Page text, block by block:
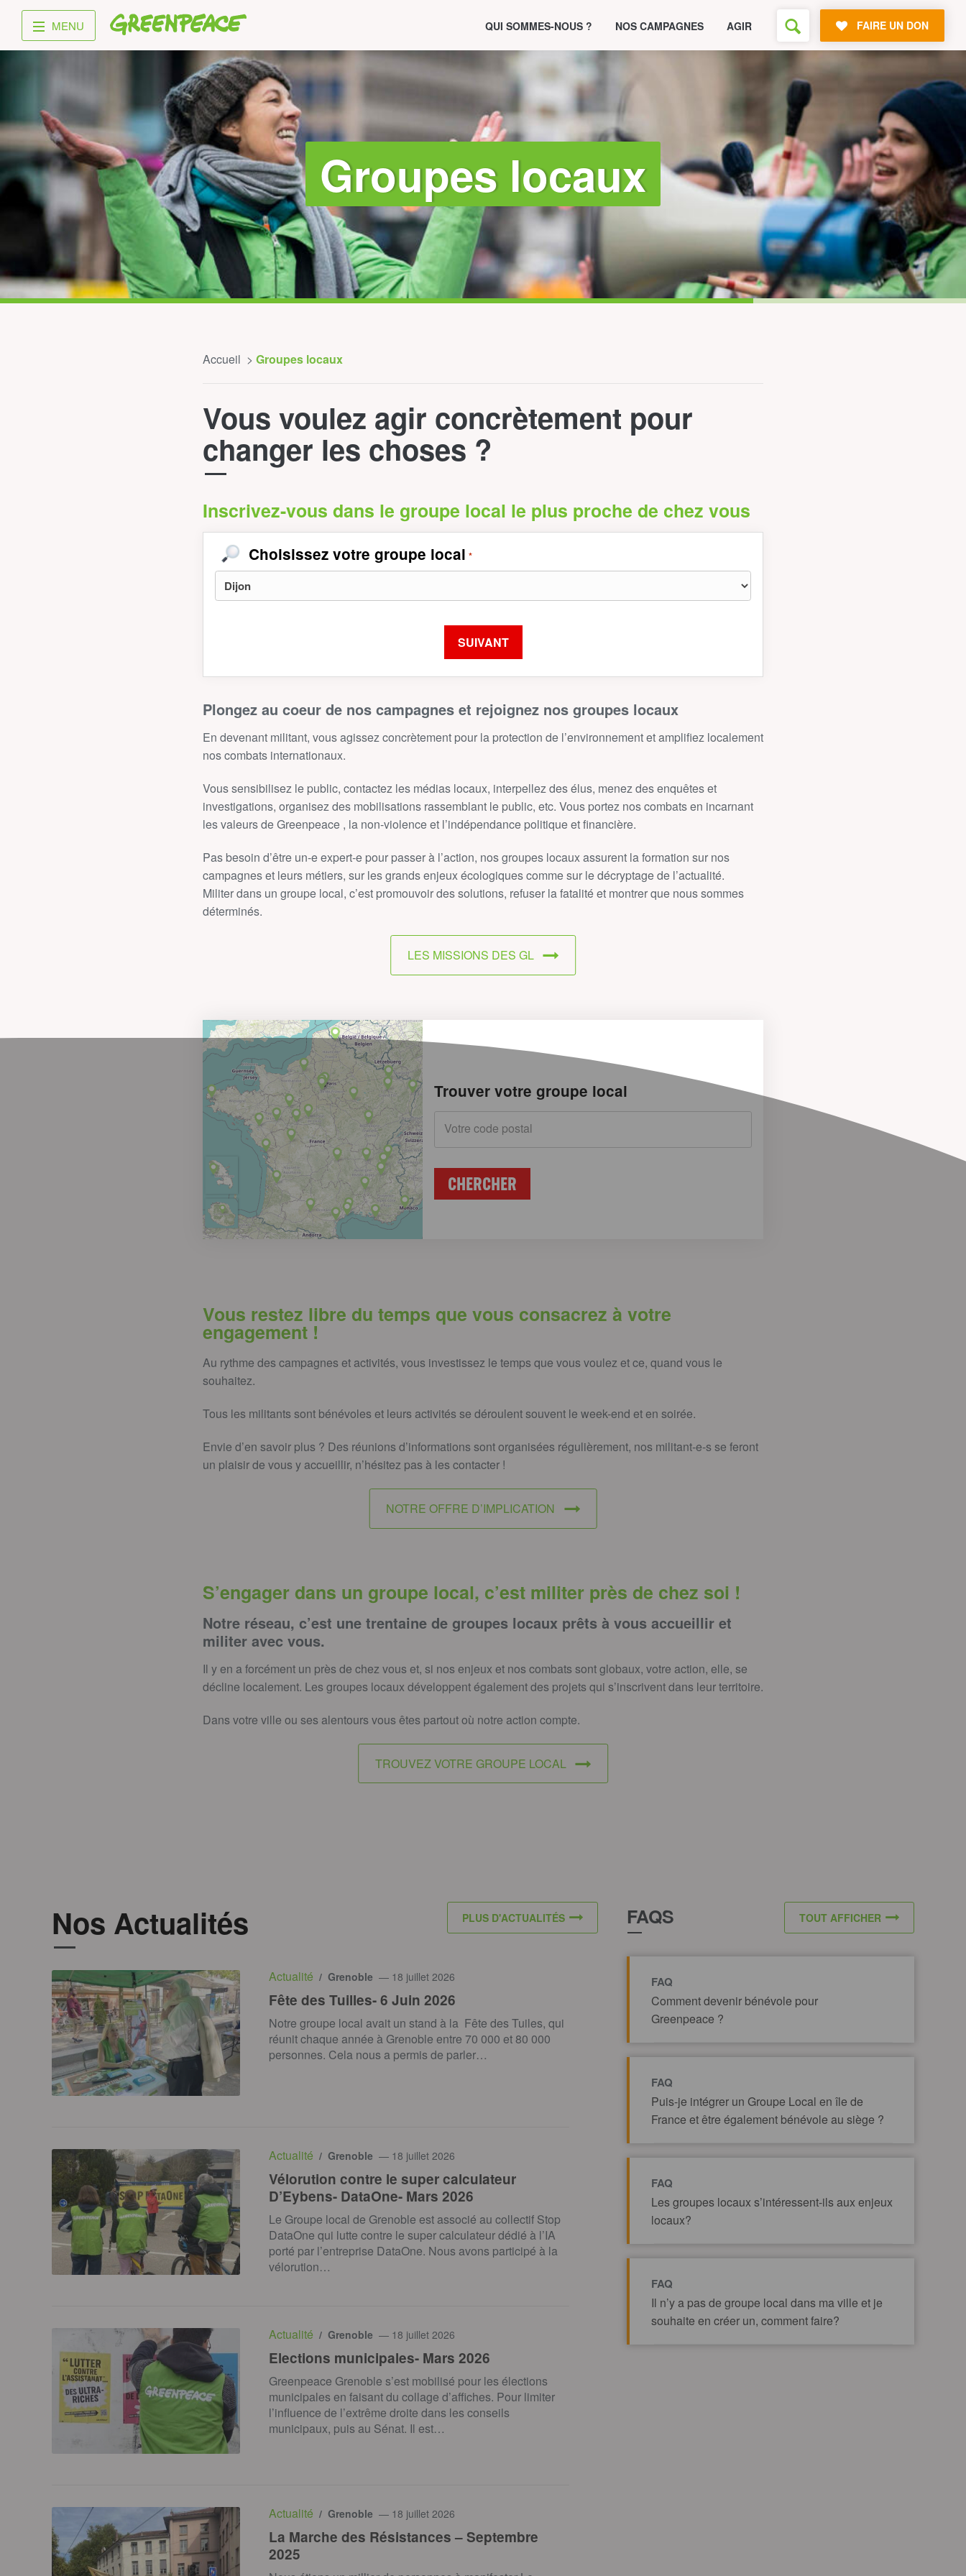
Greenpeace
MENU QUI SOMMES-NOUS ? NOS CAMPAGNES AGIR FAIRE UN DON
Groupes locaux
Accueil Groupes locaux
Vous voulez agir concrètement pour
changer les choses ?
Inscrivez-vous dans le groupe local le plus proche de chez vous
Choisissez votre groupe local *
Plongez au coeur de nos campagnes et rejoignez nos groupes locaux
En devenant militant, vous agissez concrètement pour la protection de l’environnement et amplifiez localement
nos combats internationaux.
Vous sensibilisez le public, contactez les médias locaux, interpellez des élus, menez des enquêtes et
investigations, organisez des mobilisations rassemblant le public, etc. Vous portez nos combats en incarnant
les valeurs de Greenpeace , la non-violence et l’indépendance politique et financière.
Pas besoin d’être un‑e expert‑e pour passer à l’action, nos groupes locaux assurent la formation sur nos
campagnes et leurs métiers, sur les grands enjeux écologiques comme sur le décryptage de l’actualité.
Militer dans un groupe local, c’est promouvoir des solutions, refuser la fatalité et montrer que nous sommes
déterminés.
LES MISSIONS DES GL
Trouver votre groupe local
Votre code postal
CHERCHER
Vous restez libre du temps que vous consacrez à votre
engagement !
Au rythme des campagnes et activités, vous investissez le temps que vous voulez et ce, quand vous le
souhaitez.
Tous les militants sont bénévoles et leurs activités se déroulent souvent le week-end et en soirée.
Envie d’en savoir plus ? Des réunions d’informations sont organisées régulièrement, nos militant‑e‑s se feront
un plaisir de vous y accueillir, n’hésitez pas à les contacter !
NOTRE OFFRE D’IMPLICATION
S’engager dans un groupe local, c’est militer près de chez soi !
Notre réseau, c’est une trentaine de groupes locaux prêts à vous accueillir et
militer avec vous.
Il y en a forcément un près de chez vous et, si nos enjeux et nos combats sont globaux, votre action, elle, se
décline localement. Les groupes locaux développent également des projets qui s’inscrivent dans leur territoire.
Dans votre ville ou ses alentours vous êtes partout où notre action compte.
TROUVEZ VOTRE GROUPE LOCAL
Nos Actualités
Actualité / Grenoble — 18 juillet 2026
Fête des Tuilles- 6 Juin 2026
Notre groupe local avait un stand à la Fête des Tuiles, qui
réunit chaque année à Grenoble entre 70 000 et 80 000
personnes. Cela nous a permis de parler…
Actualité / Grenoble — 18 juillet 2026
Vélorution contre le super calculateur
D’Eybens- DataOne- Mars 2026
Le Groupe local de Grenoble est associé au collectif Stop
DataOne qui lutte contre le super calculateur dédié à l’IA
porté par l’entreprise DataOne. Nous avons participé à la
vélorution…
Actualité / Grenoble — 18 juillet 2026
Elections municipales- Mars 2026
Greenpeace Grenoble s’est mobilisé pour les élections
municipales en faisant du collage d’affiches. Pour limiter
l’influence de l’extrême droite dans les conseils
municipaux, puis au Sénat. Il est…
Actualité / Grenoble — 18 juillet 2026
La Marche des Résistances – Septembre
2025
PLUS D'ACTUALITÉS FAQS
FAQ
Comment devenir bénévole pour
Greenpeace ?
FAQ
Puis-je intégrer un Groupe Local en île de
France et être également bénévole au siège ?
FAQ
Les groupes locaux s’intéressent-ils aux enjeux
locaux?
FAQ
Il n’y a pas de groupe local dans ma ville et je
souhaite en créer un, comment faire?
TOUT AFFICHER